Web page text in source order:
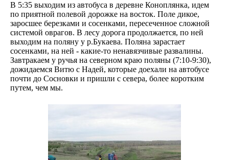
В 5:35 выходим из автобуса в деревне Коноплянка, идем
по приятной полевой дорожке на восток. Поле дикое,
заросшее березками и сосенками, пересеченное сложной
системой оврагов. В лесу дорога продолжается, по ней
выходим на поляну у р.Букаева. Поляна зарастает
сосенками, на ней - какие-то ненавязчивые развалины.
Завтракаем у ручья на северном краю поляны (7:10-9:30),
дожидаемся Витю с Надей, которые доехали на автобусе
почти до Сосновки и пришли с севера, более коротким
путем, чем мы.